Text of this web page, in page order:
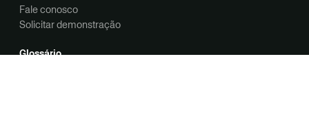
Fale conosco
Solicitar demonstração
Glossário